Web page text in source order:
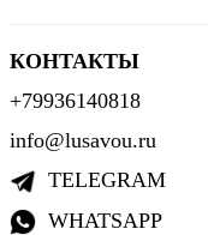
КОНТАКТЫ
+79936140818
info@lusavou.ru
TELEGRAM
WHATSAPP